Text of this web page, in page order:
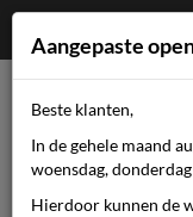
Aangepaste
Beste klanten,
In de gehele maand
woensdag,
Hierdoor kunnen de